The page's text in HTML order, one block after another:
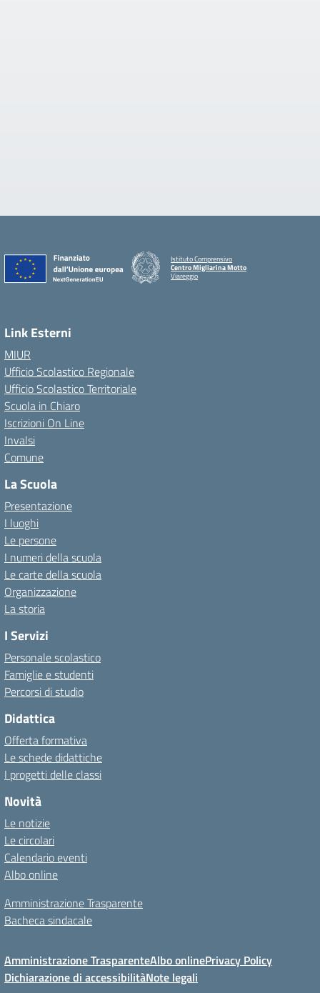
Istituto Comprensivo
Centro Migliarina Motto
Viareggio
Link Esterni
MIUR
Ufficio Scolastico Regionale
Ufficio Scolastico Territoriale
Scuola in Chiaro
Iscrizioni On Line
Invalsi
Comune
La Scuola
Presentazione
I luoghi
Le persone
I numeri della scuola
Le carte della scuola
Organizzazione
La storia
I Servizi
Personale scolastico
Famiglie e studenti
Percorsi di studio
Didattica
Offerta formativa
Le schede didattiche
I progetti delle classi
Novità
Le notizie
Le circolari
Calendario eventi
Albo online
Amministrazione Trasparente
Bacheca sindacale
Amministrazione TrasparenteAlbo onlinePrivacy Policy
Dichiarazione di accessibilitàNote legali